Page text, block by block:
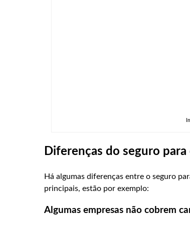
Diferenças do seguro para
Há algumas diferenças entre o seguro
principais, estão por exemplo:
Algumas empresas não cobrem